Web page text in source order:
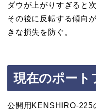
ダウが上がりすぎると
その後に反転する傾向
きな損失を防ぐ。
現在のポート
公開用KENSHIRO-225